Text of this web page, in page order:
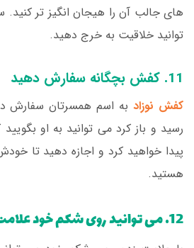
های جالب آن را هیجان انگیز تر
توانید خلاقیت به خرج دهید.
11. کفش بچگانه سفارش دهید
کفش نوزاد به اسم همسرتان سفارش
رسید و باز کرد می توانید به او
پیدا خواهید کرد و اجازه دهید تا
هستید.
12. می توانید روی شکم خود علامت بزنید